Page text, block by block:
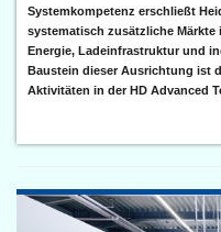
Systemkompetenz erschließt
systematisch zusätzliche Märkte
Energie, Ladeinfrastruktur und
Baustein dieser Ausrichtung ist
Aktivitäten in der HD Advanced